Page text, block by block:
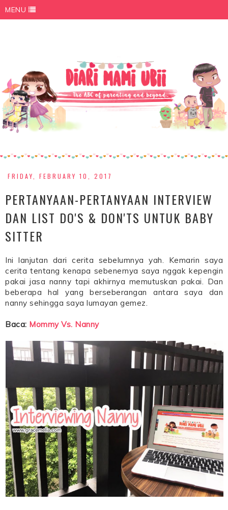
MENU
FRIDAY, FEBRUARY 10, 2017
PERTANYAAN-PERTANYAAN INTERVIEW
DAN LIST DO'S & DON'TS UNTUK BABY
SITTER
Ini lanjutan dari cerita sebelumnya yah. Kemarin saya
cerita tentang kenapa sebenernya saya nggak kepengin
pakai jasa nanny tapi akhirnya memutuskan pakai. Dan
beberapa hal yang berseberangan antara saya dan
nanny sehingga saya lumayan gemez.
Baca: Mommy Vs. Nanny